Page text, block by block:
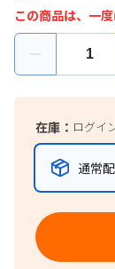
この商品は、一
在庫： ログイ
通常